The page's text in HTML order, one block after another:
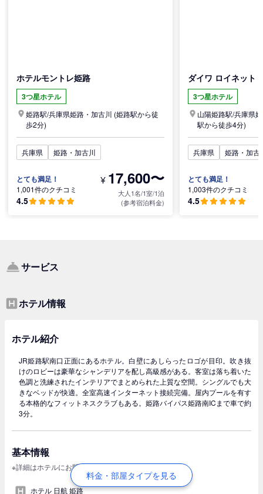
料金・部屋タイプを見る
ホテルモントレ姫路
3つ星ホテル
姫路駅/兵庫県姫路・加古川 (姫路駅から徒
歩2分)
兵庫県 姫路・加古川
とても満足！
1,001件のクチコミ
4.5
¥ 17,600〜
大人1名/1室/1泊
(参考宿泊料金)
ダイワ ロイネット
3つ星ホテル
山陽姫路駅/兵庫県
駅から徒歩4分)
兵庫県 姫路・加古
とても満足！
1,003件のクチコミ
4.5
サービス
ホテル情報
ホテル紹介
JR姫路駅南口正面にあるホテル。白壁にあしらったロゴが目印。吹き抜
けのロビーは豪華なシャンデリアを配し高級感がある。客室は落ち着いた
色調と洗練されたインテリアでまとめられた上質な空間。シングルでも大
きなベッドが快適。全室高速インターネット接続完備。屋内プールを有す
る本格的なフィットネスクラブもある。姫路バイパス姫路南ICまで車で約
3分。
基本情報
※詳細はホテルにお問い合わせください
ホテル 日航 姫路